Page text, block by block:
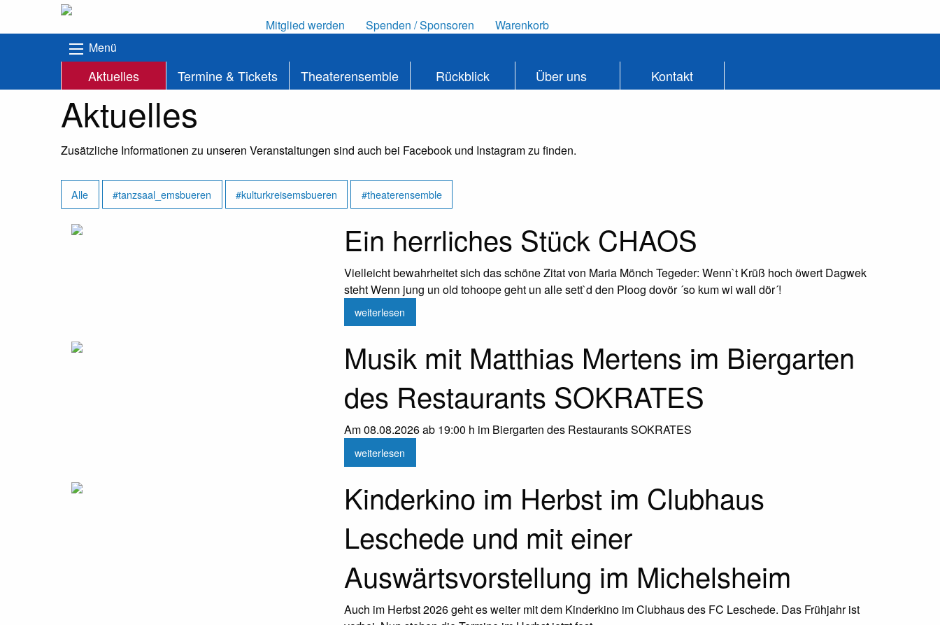
Mitglied werden Spenden / Sponsoren
Warenkorb
Menü
Aktuelles Termine & Tickets Theaterensemble Rückblick Über uns Kontakt
Aktuelles
Zusätzliche Informationen zu unseren Veranstaltungen sind auch bei Facebook und Instagram zu finden.
Alle #tanzsaal_emsbueren #kulturkreisemsbueren #theaterensemble
Ein herrliches Stück CHAOS
Vielleicht bewahrheitet sich das schöne Zitat von Maria Mönch Tegeder: Wenn`t Krüß hoch öwert Dagwek
steht Wenn jung un old tohoope geht un alle sett`d den Ploog dovör ´so kum wi wall dör´!
weiterlesen
Musik mit Matthias Mertens im Biergarten
des Restaurants SOKRATES
Am 08.08.2026 ab 19:00 h im Biergarten des Restaurants SOKRATES
weiterlesen
Kinderkino im Herbst im Clubhaus
Leschede und mit einer
Auswärtsvorstellung im Michelsheim
Auch im Herbst 2026 geht es weiter mit dem Kinderkino im Clubhaus des FC Leschede. Das Frühjahr ist